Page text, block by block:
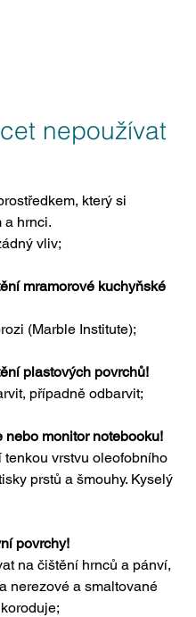
nepoužívat
který si
a hrnci.
vliv;
mramorové kuchyňské
(Marble Institute);
plastových povrchů!
případně odbarvit;
monitor notebooku!
vrstvu oleofobního
prstů a šmouhy. Kyselý
povrchy!
na čištění hrnců a pánví,
nerezové a smaltované